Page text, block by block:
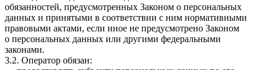
обязанностей, предусмотренных Законом о персональных
данных и принятыми в соответствии с ним нормативными
правовыми актами, если иное не предусмотрено Законом
о персональных данных или другими федеральными
законами.
3.2. Оператор обязан: